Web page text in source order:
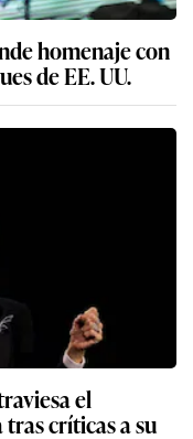
homenaje con
de EE. UU.
el
críticas a su